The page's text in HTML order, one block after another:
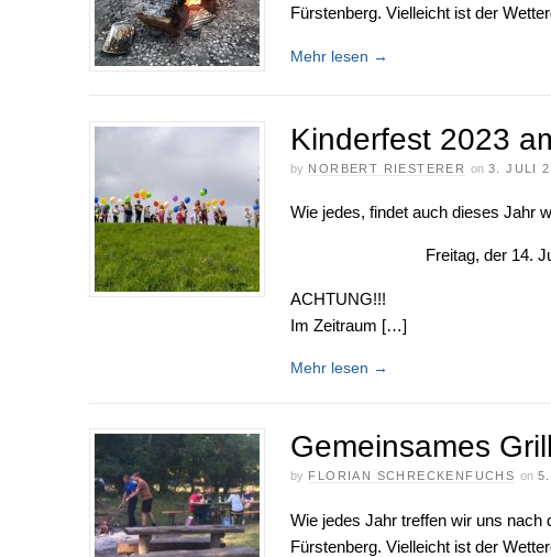
Fürstenberg. Vielleicht ist der
Mehr lesen →
Kinderfest 2023
by NORBERT RIESTERER on 3. JULI
Wie jedes, findet auch dieses Jahr
Freitag, der 14.
ACHTUNG!!!
Im Zeitraum […]
Mehr lesen →
Gemeinsames
by FLORIAN SCHRECKENFUCHS on
Wie jedes Jahr treffen wir uns nach
Fürstenberg. Vielleicht ist der